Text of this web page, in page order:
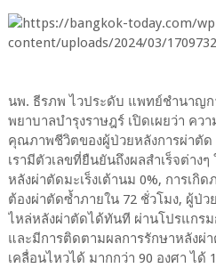
นพ. ธีรภพ ไวประดับ แพทย์ชำนาญก
พยาบาลบำรุงราษฎร์ เปิดเผยว่า คว
คุณภาพชีวิตของผู้ป่วยหลังการผ่าตัด
เรามีตัวเลขที่ยืนยันถึงผลสำเร็จต่าง
หลังผ่าตัดมะเร็งเต้านม 0%, การเกิ
ต้องผ่าตัดซ้ำภายใน 72 ชั่วโมง, ผู้ป่
ไหล่หลังผ่าตัดได้ทันที ผ่านโปรแกร
และมีการติดตามผลการรักษาหลังผ่
เคลื่อนไหวได้ มากกว่า 90 องศา ได้